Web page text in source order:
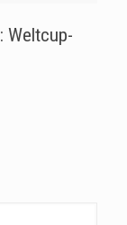
Weltcup-